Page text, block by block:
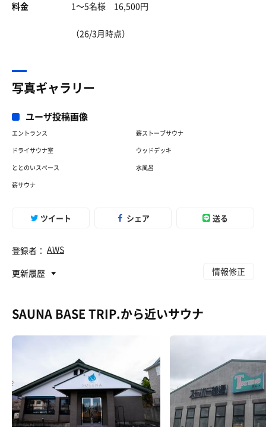
料金 1〜5名様 16,500円
（26/3月時点）
写真ギャラリー
ユーザ投稿画像
エントランス
薪ストーブサウナ
ドライサウナ室
ウッドデッキ
ととのいスペース
水風呂
薪サウナ
ツイート シェア 送る
登録者： AWS
更新履歴
情報修正
SAUNA BASE TRIP.から近いサウナ